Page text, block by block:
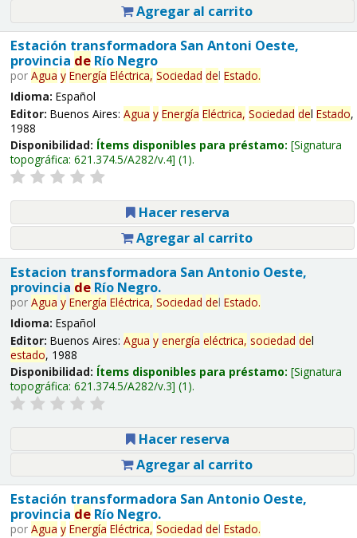
Agregar al carrito
Estación transformadora San Antoni Oeste,
provincia deRío Negro
por Agua y Energía Eléctrica, Sociedad del Estado.
Idioma: Español
Editor: Buenos Aires: Agua y Energía Eléctrica, Sociedad del Estado,
1988
Disponibilidad: Ítems disponibles para préstamo: Signatura
topográfica: 621.374.5/A282/v.4 (1).
Hacer reserva
Agregar al carrito
Estacion transformadora San Antonio Oeste,
provincia deRío Negro.
por Agua y Energía Eléctrica, Sociedad del Estado.
Idioma: Español
Editor: Buenos Aires: Agua y energía eléctrica, sociedad del
estado, 1988
Disponibilidad: Ítems disponibles para préstamo: Signatura
topográfica: 621.374.5/A282/v.3 (1).
Hacer reserva
Agregar al carrito
Estación transformadora San Antonio Oeste,
provincia deRío Negro.
por Agua y Energía Eléctrica, Sociedad del Estado.